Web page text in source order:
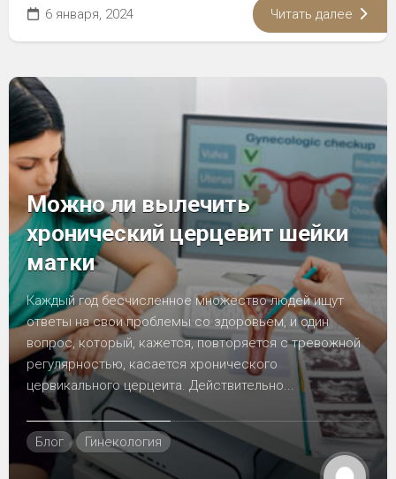
6 января, 2024 Читать далее
Можно ли вылечить
хронический церцевит шейки
матки
Каждый год бесчисленное множество людей ищут
ответы на свои проблемы со здоровьем, и один
вопрос, который, кажется, повторяется с тревожной
регулярностью, касается хронического
цервикального церцеита. Действительно...
Блог Гинекология